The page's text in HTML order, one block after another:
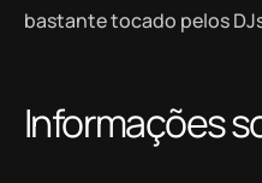
bastante tocado pelos
Informações